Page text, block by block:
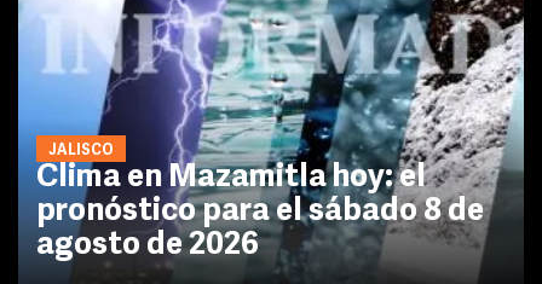
JALISCO
Clima en Mazamitla hoy: el
pronóstico para el sábado 8 de
agosto de 2026